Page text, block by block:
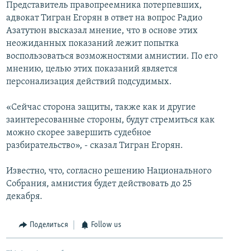
Представитель правопреемника потерпевших,
адвокат Тигран Егорян в ответ на вопрос Радио
Азатутюн высказал мнение, что в основе этих
неожиданных показаний лежит попытка
воспользоваться возможностями амнистии. По его
мнению, целью этих показаний является
персонализация действий подсудимых.
«Сейчас сторона защиты, также как и другие
заинтересованные стороны, будут стремиться как
можно скорее завершить судебное
разбирательство», - сказал Тигран Егорян.
Известно, что, согласно решению Национального
Собрания, амнистия будет действовать до 25
декабря.
Поделиться Follow us